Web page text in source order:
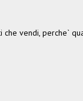
vendi, perche`